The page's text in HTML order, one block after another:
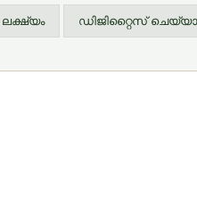
ഡിജിറ്റൈസ്